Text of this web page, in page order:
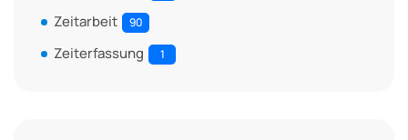
Zeitarbeit 90
Zeiterfassung 1